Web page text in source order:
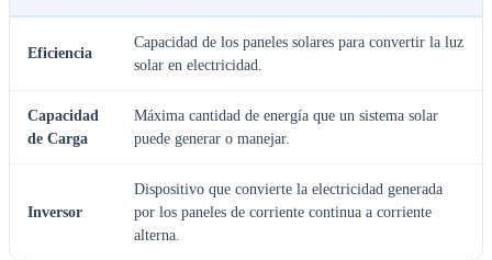
Eficiencia
Capacidad de los paneles solares para convertir la luz
solar en electricidad.
Capacidad
de Carga
Máxima cantidad de energía que un sistema solar
puede generar o manejar.
Inversor
Dispositivo que convierte la electricidad generada
por los paneles de corriente continua a corriente
alterna.